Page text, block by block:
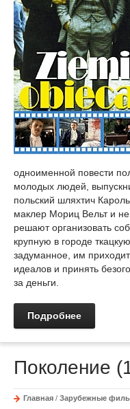
одноименной повести
молодых людей,
польский шляхтич
маклер Мориц Вельт и
решают организовать
крупную в городе
задуманное, им
идеалов и принять
за деньги.
Подробнее
Поколение
Главная / Зарубежные